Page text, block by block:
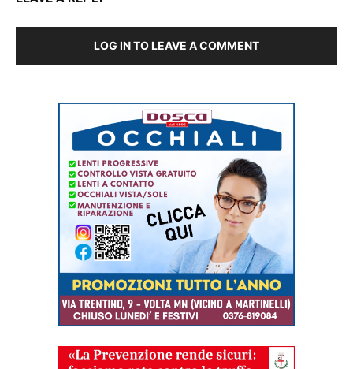
LOG IN TO LEAVE A COMMENT